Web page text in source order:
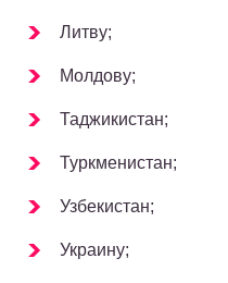
Литву;
Молдову;
Таджикистан;
Туркменистан;
Узбекистан;
Украину;